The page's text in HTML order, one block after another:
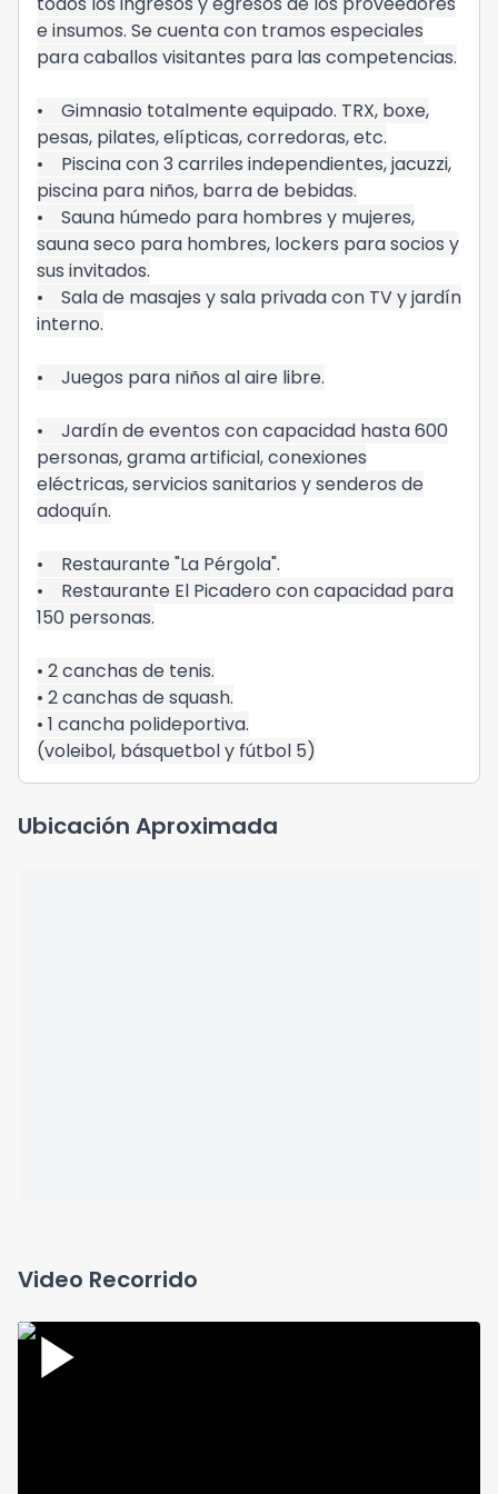
e insumos. Se cuenta con tramos especiales
para caballos visitantes para las competencias.
• Gimnasio totalmente equipado. TRX, boxe,
pesas, pilates, elípticas, corredoras, etc.
• Piscina con 3 carriles independientes, jacuzzi,
piscina para niños, barra de bebidas.
• Sauna húmedo para hombres y mujeres,
sauna seco para hombres, lockers para socios y
sus invitados.
• Sala de masajes y sala privada con TV y jardín
interno.
• Juegos para niños al aire libre.
• Jardín de eventos con capacidad hasta 600
personas, grama artificial, conexiones
eléctricas, servicios sanitarios y senderos de
adoquín.
• Restaurante "La Pérgola".
• Restaurante El Picadero con capacidad para
150 personas.
• 2 canchas de tenis.
• 2 canchas de squash.
• 1 cancha polideportiva.
(voleibol, básquetbol y fútbol 5)
Ubicación Aproximada
Video Recorrido